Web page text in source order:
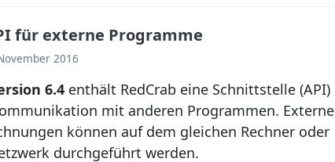
für externe Programme
2016
6.4enthält RedCrab eine Schnittstelle (API)
mit anderen Programmen. Externe
können auf dem gleichen Rechner oder
durchgeführt werden.